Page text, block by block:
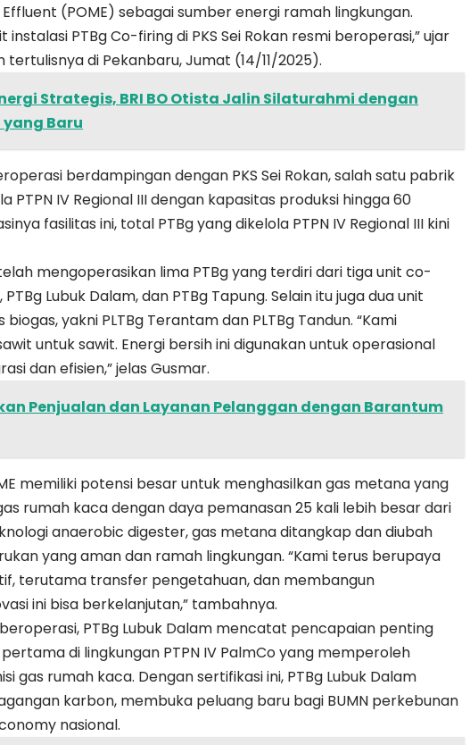
(POME) sebagai sumber energi ramah lingkungan.
instalasi PTBg Co-firing di PKS Sei Rokan resmi beroperasi,” ujar
di Pekanbaru, Jumat (14/11/2025).
Strategis, BRI BO Otista Jalin Silaturahmi dengan
yang Baru
berdampingan dengan PKS Sei Rokan, salah satu pabrik
PTPN IV Regional III dengan kapasitas produksi hingga 60
fasilitas ini, total PTBg yang dikelola PTPN IV Regional III kini
mengoperasikan lima PTBg yang terdiri dari tiga unit co-
PTBg Lubuk Dalam, dan PTBg Tapung. Selain itu juga dua unit
yakni PLTBg Terantam dan PLTBg Tandun. “Kami
untuk sawit. Energi bersih ini digunakan untuk operasional
dan efisien,” jelas Gusmar.
Penjualan dan Layanan Pelanggan dengan Barantum
memiliki potensi besar untuk menghasilkan gas metana yang
rumah kaca dengan daya pemanasan 25 kali lebih besar dari
anaerobic digester, gas metana ditangkap dan diubah
yang aman dan ramah lingkungan. “Kami terus berupaya
terutama transfer pengetahuan, dan membangun
ini bisa berkelanjutan,” tambahnya.
PTBg Lubuk Dalam mencatat pencapaian penting
di lingkungan PTPN IV PalmCo yang memperoleh
gas rumah kaca. Dengan sertifikasi ini, PTBg Lubuk Dalam
karbon, membuka peluang baru bagi BUMN perkebunan
nasional.